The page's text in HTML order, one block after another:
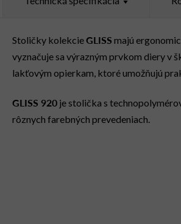
Stoličky kolekcieGLISS majú
vyznačuje sa výrazným prvkom diery v
lakťovým opierkam, ktoré umožňujú
GLISS 920 je stolička s
rôznych farebných prevedeniach.